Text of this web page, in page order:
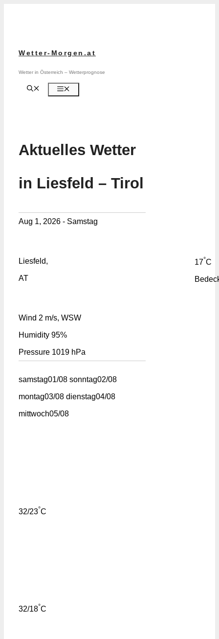
Wetter-Morgen.at
Wetter in Österreich – Wetterprognose
Aktuelles Wetter
in Liesfeld – Tirol
Aug 1, 2026 - Samstag
Liesfeld,
AT
17°C
Wind 2 m/s, WSW
Humidity 95%
Pressure 1019 hPa
samstag01/08 sonntag02/08
montag03/08 dienstag04/08
mittwoch05/08
32/23°C
32/18°C